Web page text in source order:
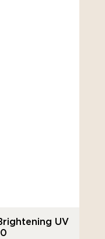
UV